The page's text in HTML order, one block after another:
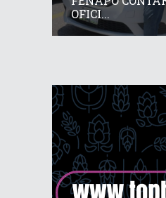
OFICI...